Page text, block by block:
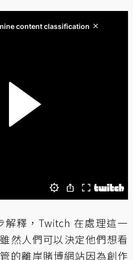
解釋，Twitch 在處理這一
然人們可以決定他們想看
的離岸賭博網站因為創作